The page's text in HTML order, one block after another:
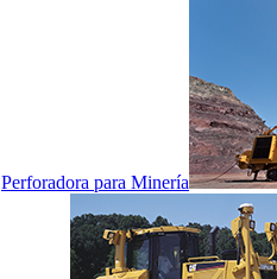
Perforadora para Minería